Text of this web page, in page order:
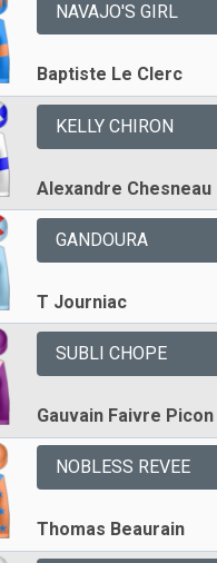
NAVAJO'S GIRL
Baptiste Le Clerc
KELLY CHIRON
Alexandre Chesneau
GANDOURA
T Journiac
SUBLI CHOPE
Gauvain Faivre Picon
NOBLESS REVEE
Thomas Beaurain